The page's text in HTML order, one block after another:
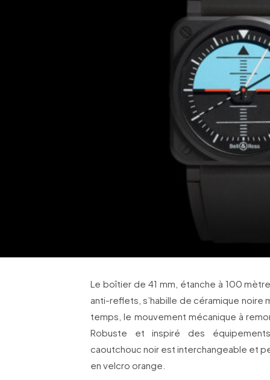
Le boîtier de 41 mm, étanche à 100
anti-reflets, s’habille de céramique
temps, le mouvement mécanique à
Robuste et inspiré des
caoutchouc noir est interchangeable et
en velcro orange.